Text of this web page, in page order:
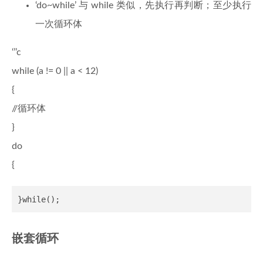
‘do~while’ 与 while 类似，先执行再判断；至少执行
一次循环体
‘’’c
while (a != 0 || a < 12)
{
//循环体
}
do
{
嵌套循环